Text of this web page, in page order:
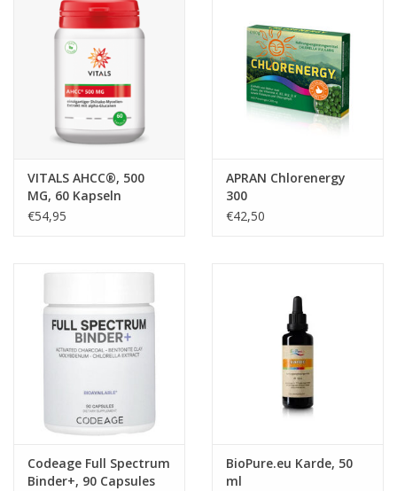
VITALS AHCC®, 500
MG, 60 Kapseln
€54,95
APRAN Chlorenergy
300
€42,50
Codeage Full Spectrum
Binder+, 90 Capsules
BioPure.eu Karde, 50
ml